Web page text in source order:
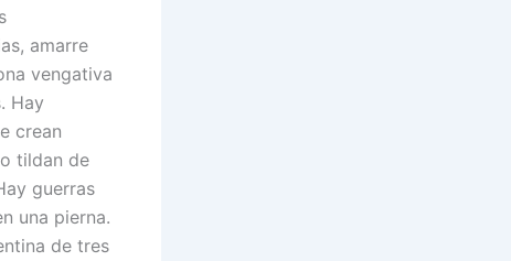
amarre
vengativa
Hay
crean
tildan de
guerras
una pierna.
de tres